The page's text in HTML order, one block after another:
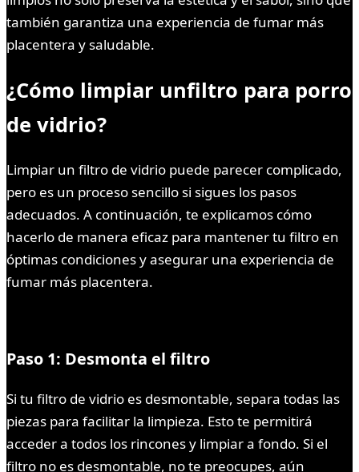
también garantiza una experiencia de fumar más
placentera y saludable.
¿Cómo limpiar unfiltro para porro
de vidrio?
Limpiar un filtro de vidrio puede parecer complicado,
pero es un proceso sencillo si sigues los pasos
adecuados. A continuación, te explicamos cómo
hacerlo de manera eficaz para mantener tu filtro en
óptimas condiciones y asegurar una experiencia de
fumar más placentera.
Paso 1: Desmonta el filtro
Si tu filtro de vidrio es desmontable, separa todas las
piezas para facilitar la limpieza. Esto te permitirá
acceder a todos los rincones y limpiar a fondo. Si el
filtro no es desmontable, no te preocupes, aún